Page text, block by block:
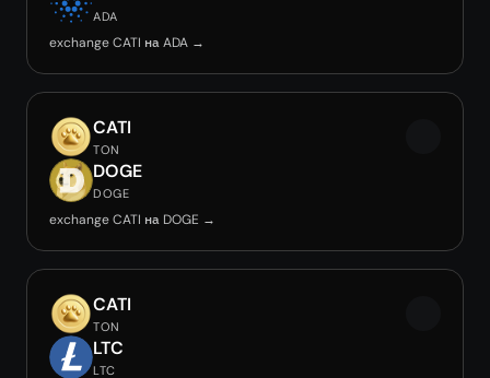
ADA
exchange CATI на ADA →
CATI
TON
DOGE
DOGE
exchange CATI на DOGE →
CATI
TON
LTC
LTC